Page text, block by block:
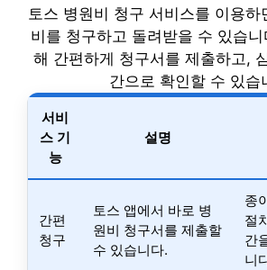
토스 병원비 청구 서비스를 이용하
비를 청구하고 돌려받을 수 있습
해 간편하게 청구서를 제출하고,
간으로 확인할 수 있습
서비
스 기
능
설명
간편
청구
토스 앱에서 바로 병
원비 청구서를 제출할
수 있습니다.
종
절
간
니